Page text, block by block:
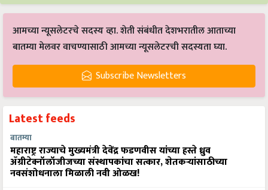
आमच्या न्यूसलेटरचे सदस्य व्हा. शेती संबंधीत देशभरातील आताच्या
बातम्या मेलवर वाचण्यासाठी आमच्या न्यूसलेटरची सदस्यता घ्या.
Subscribe Newsletters
Latest feeds
बातम्या
महाराष्ट्र राज्याचे मुख्यमंत्री देवेंद्र फडणवीस यांच्या हस्ते ध्रुव
ॲग्रीटेक्नॉलॉजीजच्या संस्थापकांचा सत्कार, शेतकऱ्यांसाठीच्या
नवसंशोधनाला मिळाली नवी ओळख!